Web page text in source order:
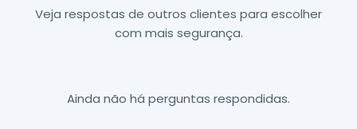
Veja respostas de outros clientes para escolher
com mais segurança.
Ainda não há perguntas respondidas.